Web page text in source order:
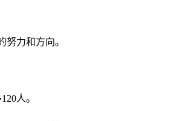
力和方向。
人。